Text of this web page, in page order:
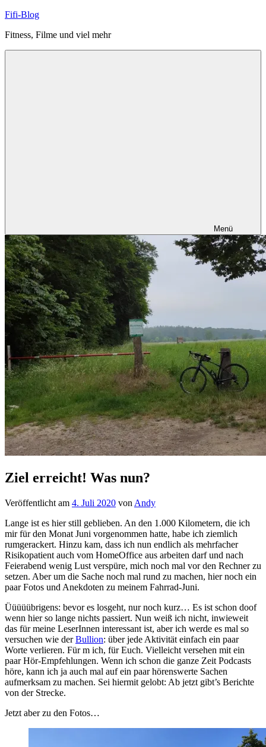
Zum
springen
Fifi-Blog
Fitness, Filme und viel mehr
Menü
Ziel erreicht! Was nun?
Veröffentlicht am 4. Juli 2020 von Andy
Lange ist es hier still geblieben. An den 1.000 Kilometern, die ich
mir für den Monat Juni vorgenommen hatte, habe ich ziemlich
rumgerackert. Hinzu kam, dass ich nun endlich als mehrfacher
Risikopatient auch vom HomeOffice aus arbeiten darf und nach
Feierabend wenig Lust verspüre, mich noch mal vor den Rechner zu
setzen. Aber um die Sache noch mal rund zu machen, hier noch ein
paar Fotos und Anekdoten zu meinem Fahrrad-Juni.
Üüüüübrigens: bevor es losgeht, nur noch kurz… Es ist schon doof
wenn hier so lange nichts passiert. Nun weiß ich nicht, inwieweit
das für meine LeserInnen interessant ist, aber ich werde es mal so
versuchen wie derBullion: über jede Aktivität einfach ein paar
Worte verlieren. Für m ich, für Euch. Vielleicht versehen mit ein
paar Hör-Empfehlungen. Wenn ich schon die ganze Zeit Podcasts
höre, kann ich ja auch mal auf ein paar hörenswerte Sachen
aufmerksam zu machen. Sei hiermit gelobt: Ab jetzt gibt’s Berichte
von der Strecke.
Jetzt aber zu den Fotos…